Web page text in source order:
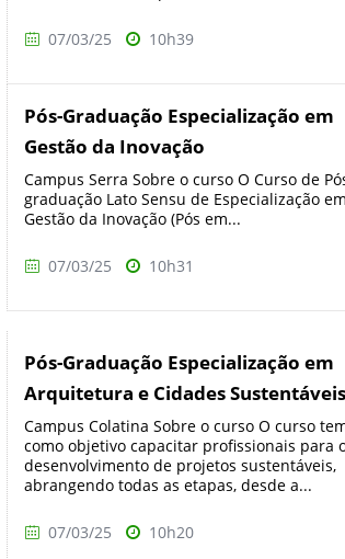
07/03/25 10h39
Pós-Graduação Especialização em
Gestão da Inovação
Campus Serra Sobre o curso O Curso de
graduação Lato Sensu de Especialização em
Gestão da Inovação (Pós em...
07/03/25 10h31
Pós-Graduação Especialização em
Arquitetura e Cidades Sustentáveis
Campus Colatina Sobre o curso O curso
como objetivo capacitar profissionais para
desenvolvimento de projetos sustentáveis,
abrangendo todas as etapas, desde a...
07/03/25 10h20